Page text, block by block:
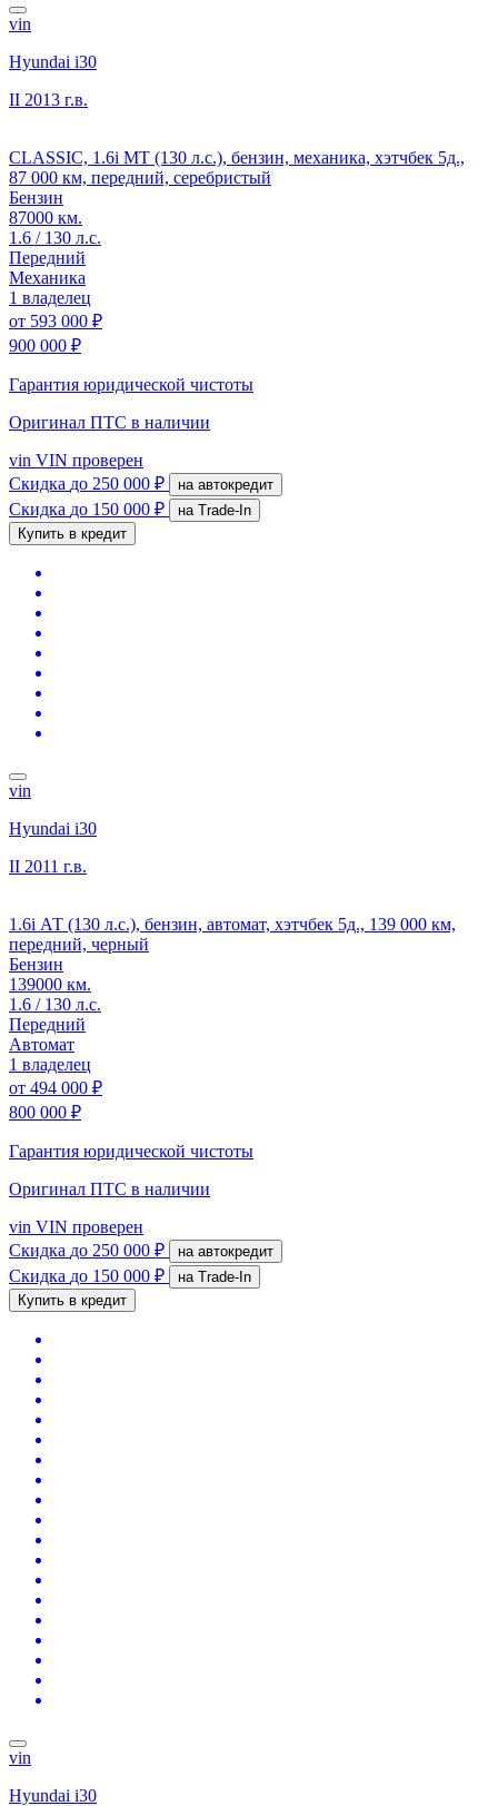
vin
Hyundai i30
II 2013 г.в.
CLASSIC, 1.6i MT (130 л.с.), бензин, механика, хэтчбек 5д.,
87 000 км, передний, серебристый
Бензин
87000 км.
1.6 / 130 л.с.
Передний
Механика
1 владелец
от 593 000 ₽
900 000 ₽
Гарантия юридической чистоты
Оригинал ПТС в наличии
vin VIN проверен
Скидка до 250 000 ₽ на автокредит
Скидка до 150 000 ₽
на Trade-In
Купить в кредит
vin
Hyundai i30
II 2011 г.в.
1.6i АТ (130 л.с.), бензин, автомат, хэтчбек 5д., 139 000 км,
передний, черный
Бензин
139000 км.
1.6 / 130 л.с.
Передний
Автомат
1 владелец
от 494 000 ₽
800 000 ₽
Гарантия юридической чистоты
Оригинал ПТС в наличии
vin VIN проверен
Скидка до 250 000 ₽ на автокредит
Скидка до 150 000 ₽
на Trade-In
Купить в кредит
vin
Hyundai i30